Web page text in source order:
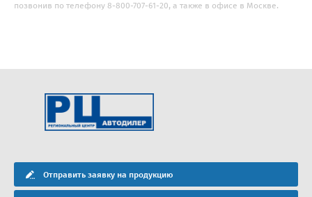
позвонив по телефону 8-800-707-61-20, а также в офисе в Москве.
Отправить заявку на продукцию